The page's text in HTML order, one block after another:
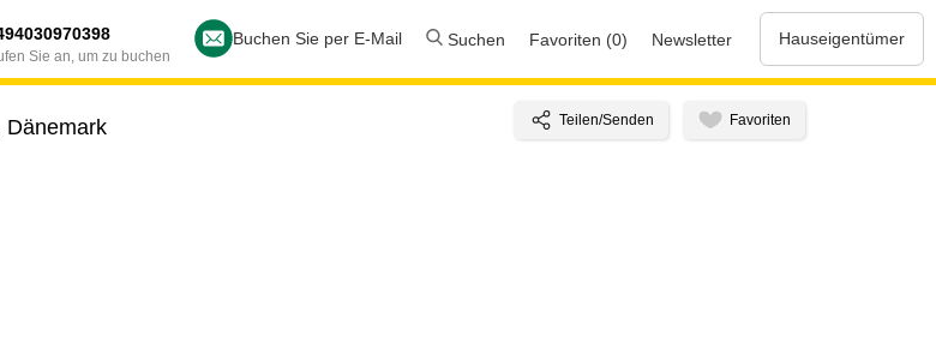
Sie an, um zu buchen
Buchen Sie per E-Mail Suchen Favoriten (0) Newsletter Hauseigentümer
Dänemark